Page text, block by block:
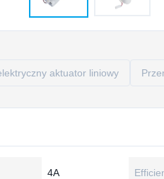
aktuator liniowy
4A